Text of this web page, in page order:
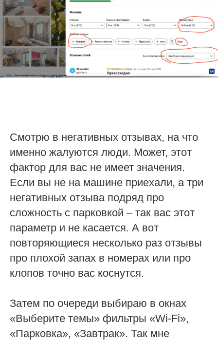
Смотрю в негативных отзывах, на что
именно жалуются люди. Может, этот
фактор для вас не имеет значения.
Если вы не на машине приехали, а три
негативных отзыва подряд про
сложность с парковкой – так вас этот
параметр и не касается. А вот
повторяющиеся несколько раз отзывы
про плохой запах в номерах или про
клопов точно вас коснутся.
Затем по очереди выбираю в окнах
«Выберите темы» фильтры «Wi-Fi»,
«Парковка», «Завтрак». Так мне